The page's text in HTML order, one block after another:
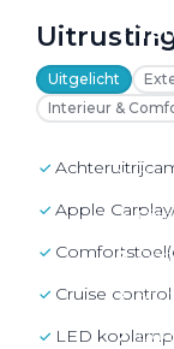
Uitgelicht
Interieur &
Apple
cruise
LED